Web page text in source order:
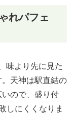
れパフェ
味より先に見た
天神は駅直結の
ので、盛り付
しにくくなりま